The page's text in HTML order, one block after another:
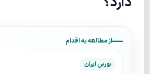
از مطالعه به اقدام
بورس ایران